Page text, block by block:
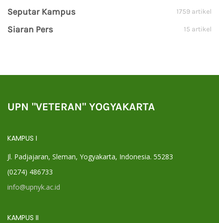
Seputar Kampus 1759 artikel
Siaran Pers 15 artikel
UPN "VETERAN" YOGYAKARTA
KAMPUS I
Jl. Padjajaran, Sleman, Yogyakarta, Indonesia. 55283
(0274) 486733
info@upnyk.ac.id
KAMPUS II